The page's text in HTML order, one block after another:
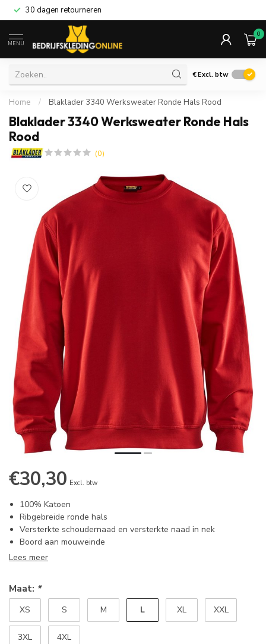
30 dagen retourneren
MENU
0
€Excl. btw
Home / Blaklader 3340 Werksweater Ronde Hals Rood
Blaklader 3340 Werksweater Ronde Hals
Rood
(0)
€30,30 Excl. btw
100% Katoen
Ribgebreide ronde hals
Versterkte schoudernaad en versterkte naad in nek
Boord aan mouweinde
Lees meer
Maat: *
XS S M L XL XXL
3XL 4XL